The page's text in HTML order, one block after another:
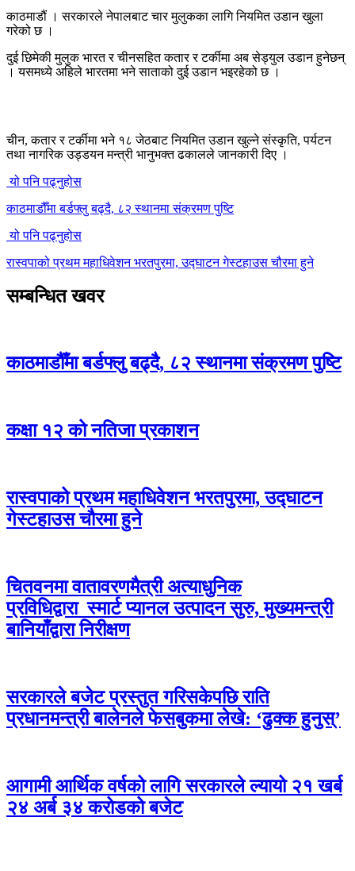
काठमाडौं । सरकारले नेपालबाट चार मुलुकका लागि नियमित उडान खुला
गरेको छ ।
दुई छिमेकी मुलुक भारत र चीनसहित कतार र टर्कीमा अब सेड्युल उडान हुनेछन्
। यसमध्ये अहिले भारतमा भने साताको दुई उडान भइरहेको छ ।
चीन, कतार र टर्कीमा भने १८ जेठबाट नियमित उडान खुल्ने संस्कृति, पर्यटन
तथा नागरिक उड्डयन मन्त्री भानुभक्त ढकालले जानकारी दिए ।
यो पनि पढ्नुहोस
काठमाडौँमा बर्डफ्लु बढ्दै, ८२ स्थानमा संक्रमण पुष्टि
यो पनि पढ्नुहोस
रास्वपाको प्रथम महाधिवेशन भरतपुरमा, उद्घाटन गेस्टहाउस चौरमा हुने
सम्बन्धित खवर
काठमाडौँमा बर्डफ्लु बढ्दै, ८२ स्थानमा संक्रमण पुष्टि
कक्षा १२ को नतिजा प्रकाशन
रास्वपाको प्रथम महाधिवेशन भरतपुरमा, उद्घाटन
गेस्टहाउस चौरमा हुने
चितवनमा वातावरणमैत्री अत्याधुनिक
प्रविधिद्वारा स्मार्ट प्यानल उत्पादन सुरु, मुख्यमन्त्री
बानियाँद्वारा निरीक्षण
सरकारले बजेट प्रस्तुत गरिसकेपछि राति
प्रधानमन्त्री बालेनले फेसबुकमा लेखे: ‘ढुक्क हुनुस्’
आगामी आर्थिक वर्षको लागि सरकारले ल्यायो २१ खर्ब
२४ अर्ब ३४ करोडको बजेट